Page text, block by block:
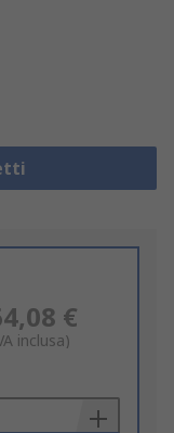
€
inclusa)